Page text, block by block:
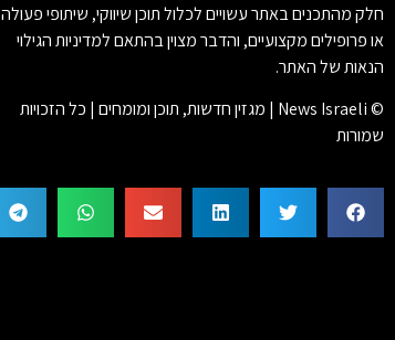
חלק מהתכנים באתר עשויים לכלול תוכן שיווקי, שיתופי פעולה
או פרופילים מקצועיים, והדבר מצוין בהתאם למדיניות הגילוי
הנאות של האתר.
© News Israeli | מגזין חדשות, תוכן ומומחים | כל הזכויות
שמורות